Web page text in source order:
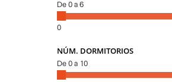
De 0 a 6
0
NÚM. DORMITORIOS
De 0 a 10